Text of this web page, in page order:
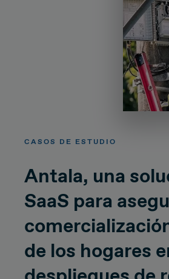
CASOS DE ESTUDIO
Antala, una
SaaS para
de los hogares